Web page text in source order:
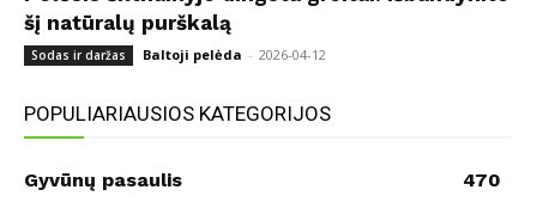
šį natūralų purškalą
Sodas ir daržas Baltoji pelėda - 2026-04-12
POPULIARIAUSIOS KATEGORIJOS
Gyvūnų pasaulis
470